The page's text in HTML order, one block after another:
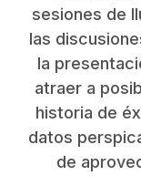
sesiones de
las
la
atraer a
historia de
datos
de